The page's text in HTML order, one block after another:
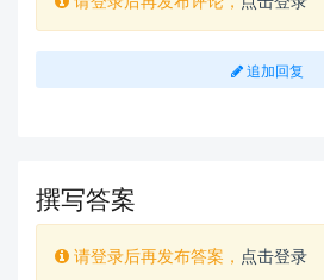
追加回复
撰写答案
请登录后再发布答案， 点击登录